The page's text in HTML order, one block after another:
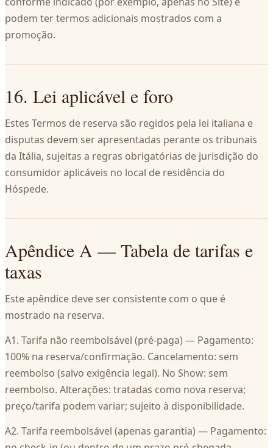
podem ter termos adicionais mostrados com a
promoção.
16. Lei aplicável e foro
Estes Termos de reserva são regidos pela lei italiana e
disputas devem ser apresentadas perante os tribunais
da Itália, sujeitas a regras obrigatórias de jurisdição do
consumidor aplicáveis no local de residência do
Hóspede.
Apêndice A — Tabela de tarifas e
taxas
Este apêndice deve ser consistente com o que é
mostrado na reserva.
A1. Tarifa não reembolsável (pré‑paga) — Pagamento:
100% na reserva/confirmação. Cancelamento: sem
reembolso (salvo exigência legal). No Show: sem
reembolso. Alterações: tratadas como nova reserva;
preço/tarifa podem variar; sujeito à disponibilidade.
A2. Tarifa reembolsável (apenas garantia) — Pagamento: